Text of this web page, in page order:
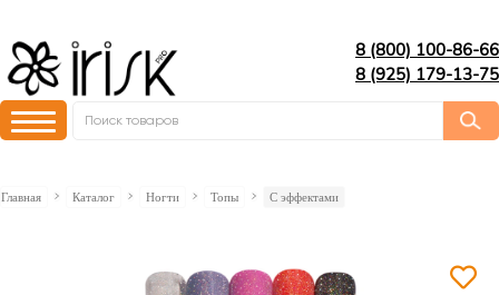
8 (800) 100-86-66
8 (925) 179-13-75
Главная Каталог Ногти Топы C эффектами